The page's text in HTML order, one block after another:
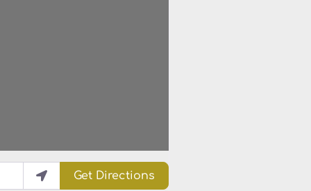
Get Directions